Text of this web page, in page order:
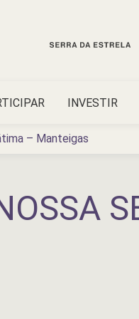
INVESTIR
– Manteigas